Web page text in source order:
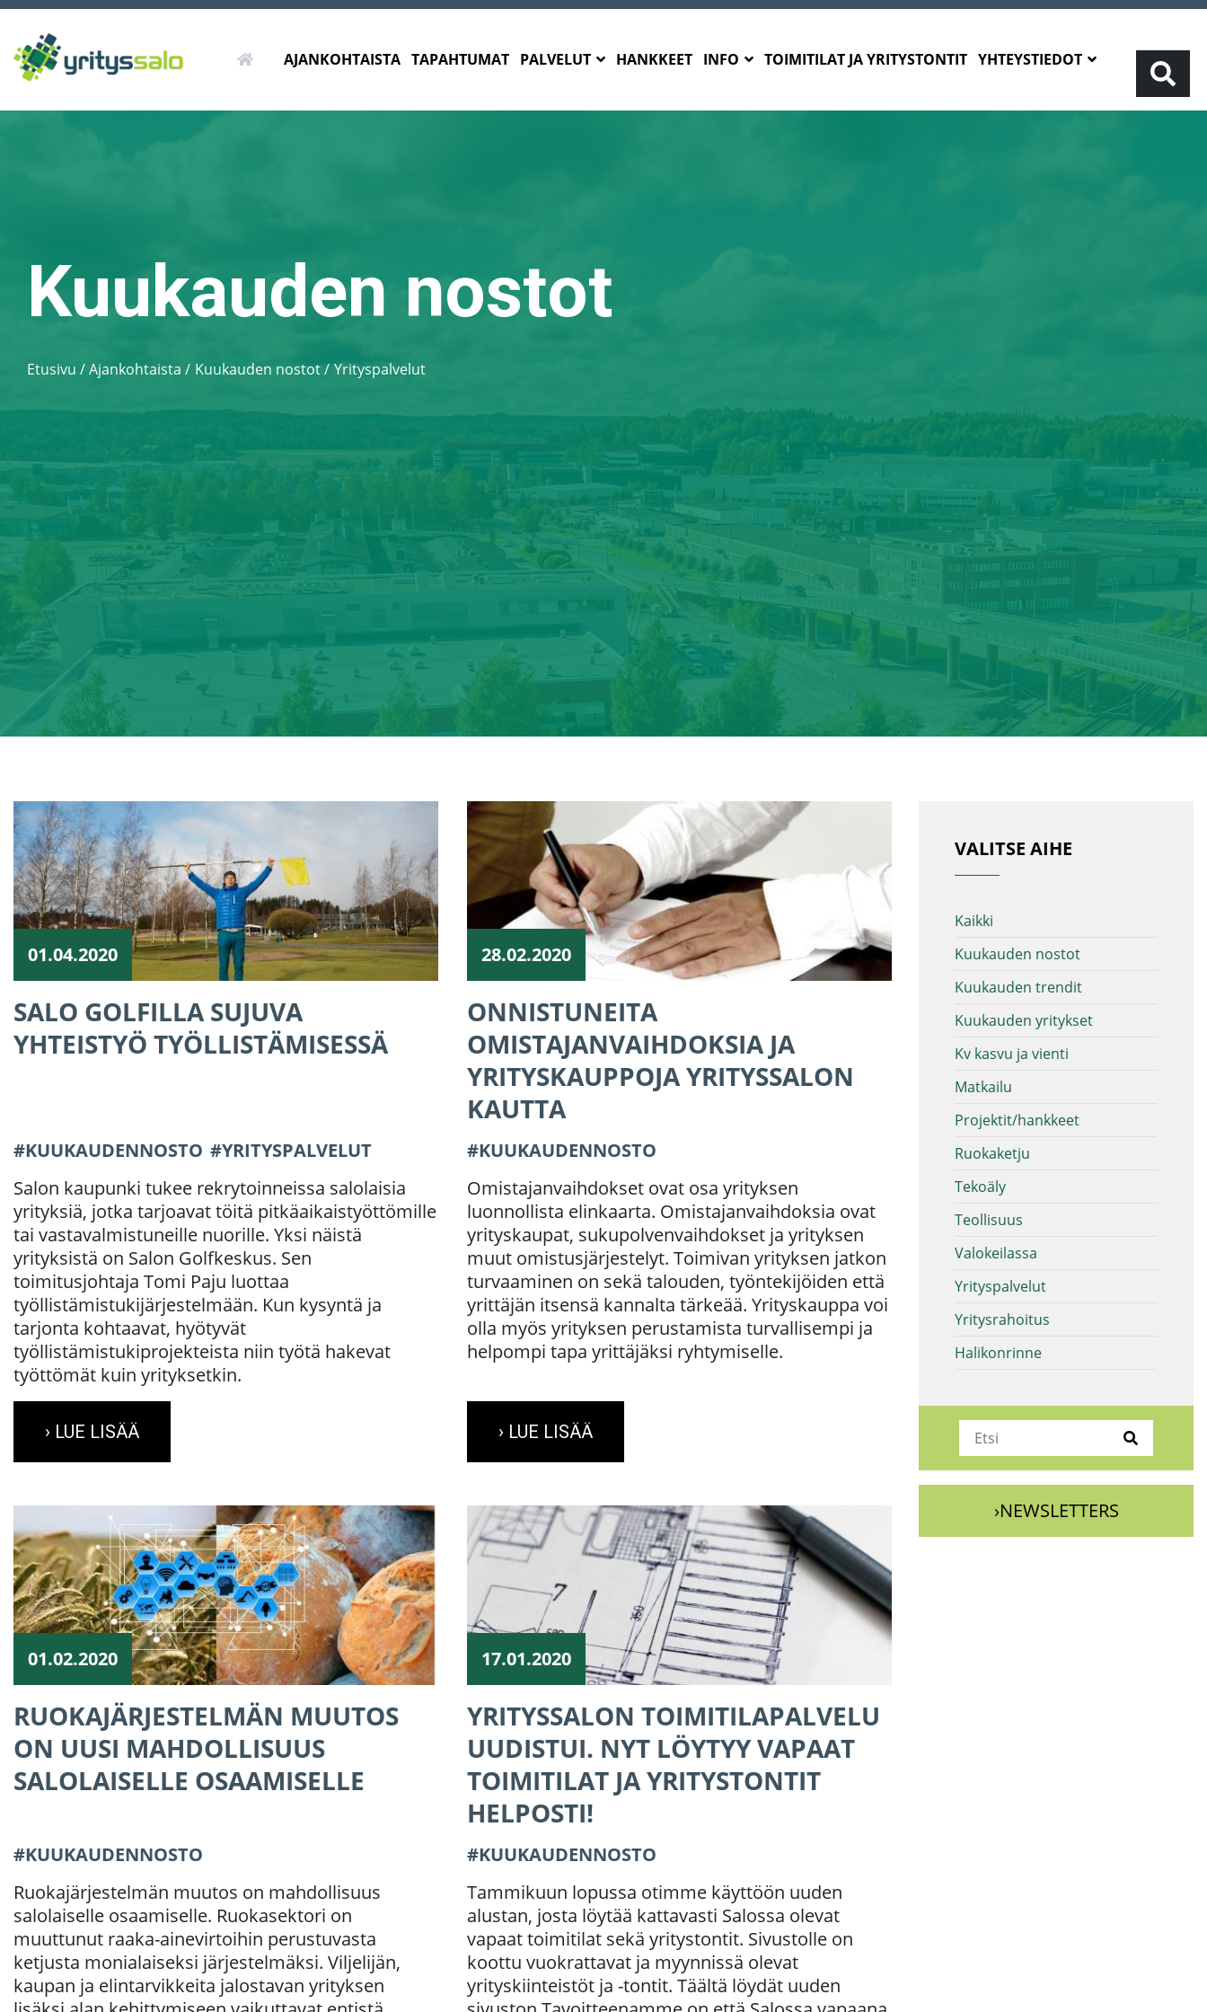
ETUSIVU AJANKOHTAISTA TAPAHTUMAT PALVELUT HANKKEET INFO TOIMITILAT JA YRITYSTONTIT YHTEYSTIEDOT
Kuukauden nostot
Etusivu /Ajankohtaista Kuukauden nostot Yrityspalvelut
01.04.2020
SALO GOLFILLA SUJUVA
YHTEISTYÖ TYÖLLISTÄMISESSÄ
KUUKAUDENNOSTO
YRITYSPALVELUT
Salon kaupunki tukee rekrytoinneissa salolaisia
yrityksiä, jotka tarjoavat töitä pitkäaikaistyöttömille
tai vastavalmistuneille nuorille. Yksi näistä
yrityksistä on Salon Golfkeskus. Sen
toimitusjohtaja Tomi Paju luottaa
työllistämistukijärjestelmään. Kun kysyntä ja
tarjonta kohtaavat, hyötyvät
työllistämistukiprojekteista niin työtä hakevat
työttömät kuin yrityksetkin.
› LUE LISÄÄ
28.02.2020
ONNISTUNEITA
OMISTAJANVAIHDOKSIA JA
YRITYSKAUPPOJA YRITYSSALON
KAUTTA
KUUKAUDENNOSTO
Omistajanvaihdokset ovat osa yrityksen
luonnollista elinkaarta. Omistajanvaihdoksia ovat
yrityskaupat, sukupolvenvaihdokset ja yrityksen
muut omistusjärjestelyt. Toimivan yrityksen jatkon
turvaaminen on sekä talouden, työntekijöiden että
yrittäjän itsensä kannalta tärkeää. Yrityskauppa voi
olla myös yrityksen perustamista turvallisempi ja
helpompi tapa yrittäjäksi ryhtymiselle.
› LUE LISÄÄ
01.02.2020
RUOKAJÄRJESTELMÄN MUUTOS
ON UUSI MAHDOLLISUUS
SALOLAISELLE OSAAMISELLE
KUUKAUDENNOSTO
Ruokajärjestelmän muutos on mahdollisuus
salolaiselle osaamiselle. Ruokasektori on
muuttunut raaka-ainevirtoihin perustuvasta
ketjusta monialaiseksi järjestelmäksi. Viljelijän,
kaupan ja elintarvikkeita jalostavan yrityksen
17.01.2020
YRITYSSALON TOIMITILAPALVELU
UUDISTUI. NYT LÖYTYY VAPAAT
TOIMITILAT JA YRITYSTONTIT
HELPOSTI!
KUUKAUDENNOSTO
Tammikuun lopussa otimme käyttöön uuden
alustan, josta löytää kattavasti Salossa olevat
vapaat toimitilat sekä yritystontit. Sivustolle on
koottu vuokrattavat ja myynnissä olevat
yrityskiinteistöt ja -tontit. Täältä löydät uuden
VALITSE AIHE
Kaikki
Kuukauden nostot
Kuukauden trendit
Kuukauden yritykset
Kv kasvu ja vienti
Matkailu
Projektit/hankkeet
Ruokaketju
Tekoäly
Teollisuus
Valokeilassa
Yrityspalvelut
Yritysrahoitus
Halikonrinne
›NEWSLETTERS